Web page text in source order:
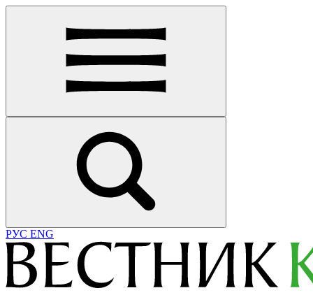
РУС ENG